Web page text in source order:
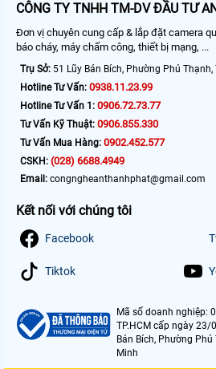
CÔNG TY TNHH TM-DV ĐẦU TƯ
Đơn vị chuyên cung cấp & lắp đặt camera
báo cháy, máy chấm công, thiết bị mạng, ...
Trụ Sở: 51 Lũy Bán Bích, Phường Phú Thạnh,
Hotline Tư Vấn: 0938.11.23.99
Hotline Tư Vấn 1: 0906.72.73.77
Tư Vấn Kỹ Thuật: 0906.855.330
Tư Vấn Mua Hàng: 0902.452.577
CSKH: (028) 6688.4949
Email: congngheanthanhphat@gmail.com
Kết nối với chúng tôi
Facebook
Tiktok
Mã số doanh nghiệp:
TP.HCM cấp ngày
Bán Bích, Phường
Minh